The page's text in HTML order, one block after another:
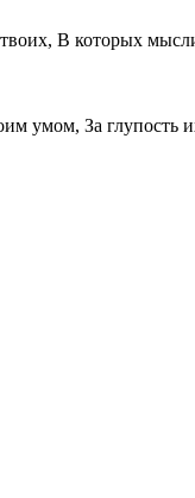
В которых
умом, За глупость